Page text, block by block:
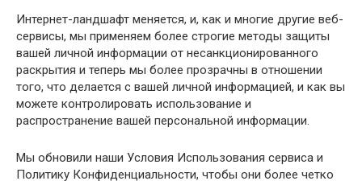
Интернет-ландшафт меняется, и, как и многие другие веб-
сервисы, мы применяем более строгие методы защиты
вашей личной информации от несанкционированного
раскрытия и теперь мы более прозрачны в отношении
того, что делается с вашей личной информацией, и как вы
можете контролировать использование и
распространение вашей персональной информации.
Мы обновили наши Условия Использования сервиса и
Политику Конфиденциальности, чтобы они более четко